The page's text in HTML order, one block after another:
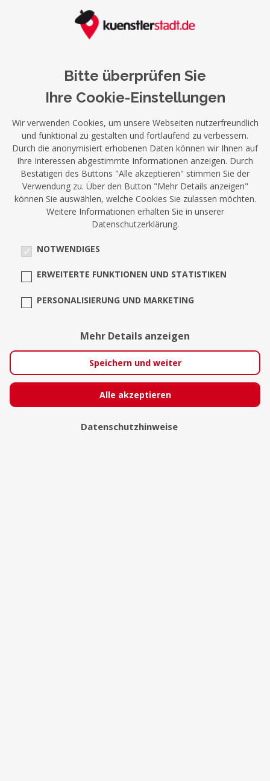
Bitte überprüfen Sie
Ihre Cookie-Einstellungen
Wir verwenden Cookies, um unsere Webseiten nutzerfreundlich
und funktional zu gestalten und fortlaufend zu verbessern.
Durch die anonymisiert erhobenen Daten können wir Ihnen auf
Ihre Interessen abgestimmte Informationen anzeigen. Durch
Bestätigen des Buttons "Alle akzeptieren" stimmen Sie der
Verwendung zu. Über den Button "Mehr Details anzeigen"
können Sie auswählen, welche Cookies Sie zulassen möchten.
Weitere Informationen erhalten Sie in unserer
Datenschutzerklärung.
NOTWENDIGES
ERWEITERTE FUNKTIONEN UND STATISTIKEN
PERSONALISIERUNG UND MARKETING
Mehr Details anzeigen
Speichern und weiter
Alle akzeptieren
Datenschutzhinweise